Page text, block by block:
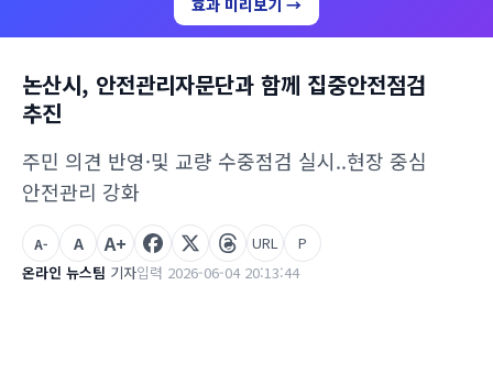
효과 미리보기 →
논산시, 안전관리자문단과 함께 집중안전점검
추진
주민 의견 반영·및 교량 수중점검 실시..현장 중심
안전관리 강화
온라인 뉴스팀 기자입력 2026-06-04 20:13:44
A- A A+ URL P